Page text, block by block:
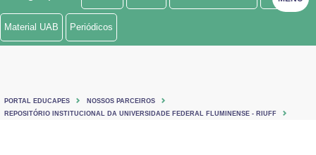
Ministério de Minas e Energia
Ministério do Turismo
Material UAB Periódicos
PORTAL EDUCAPES
NOSSOS PARCEIROS
REPOSITÓRIO INSTITUCIONAL DA UNIVERSIDADE FEDERAL FLUMINENSE - RIUFF